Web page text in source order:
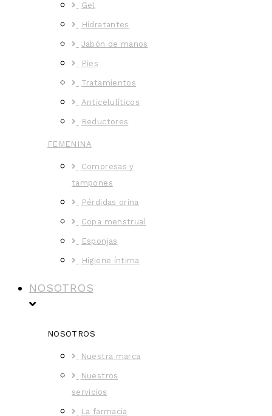
Gel
Hidratantes
Jabón de manos
Pies
Tratamientos
Anticelulíticos
Reductores
FEMENINA
Compresas y
tampones
Pérdidas orina
Copa menstrual
Esponjas
Higiene íntima
NOSOTROS
NOSOTROS
Nuestra marca
Nuestros
servicios
La farmacia